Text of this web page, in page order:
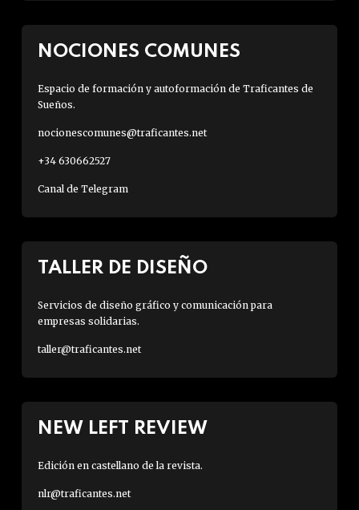
NOCIONES COMUNES
Espacio de formación y autoformación de Traficantes de
Sueños.
nocionescomunes@traficantes.net
+34 630662527
Canal de Telegram
TALLER DE DISEÑO
Servicios de diseño gráfico y comunicación para
empresas solidarias.
taller@traficantes.net
NEW LEFT REVIEW
Edición en castellano de la revista.
nlr@traficantes.net